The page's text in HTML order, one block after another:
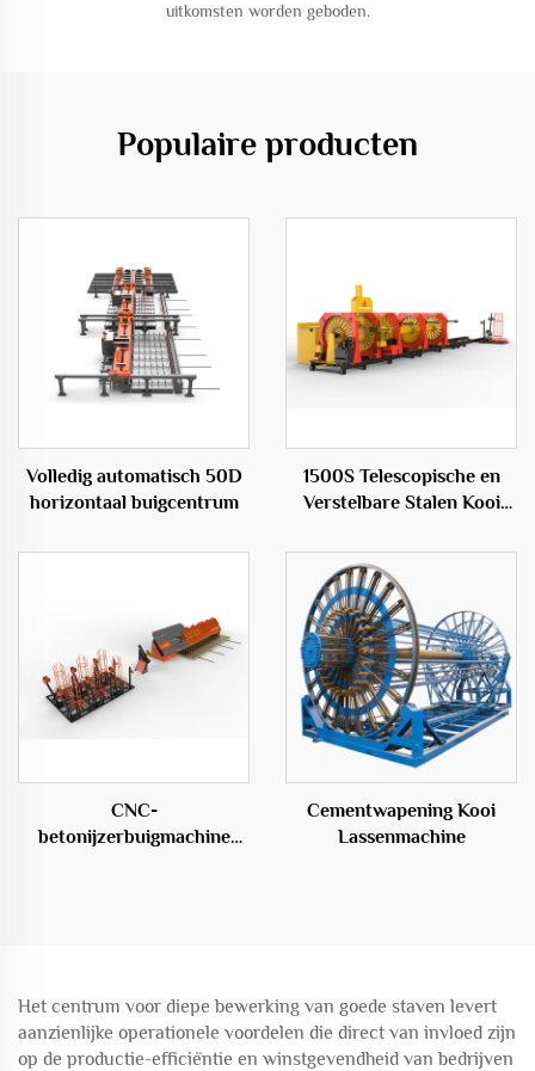
uitkomsten worden geboden.
Populaire producten
Volledig automatisch 50D
horizontaal buigcentrum
1500S Telescopische en
Verstelbare Stalen Kooi
CNC-
betonijzerbuigmachine
Cementwapening Kooi
Lassenmachine
Het centrum voor diepe bewerking van goede staven levert
aanzienlijke operationele voordelen die direct van invloed zijn
op de productie-efficiëntie en winstgevendheid van bedrijven